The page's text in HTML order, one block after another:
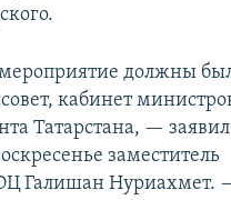
должны
кабинет
Татарстана, — заявил
заместитель
Галишан Нуриахмет.